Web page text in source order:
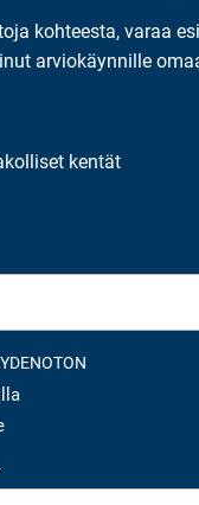
kohteesta, varaa
arviokäynnille
kentät